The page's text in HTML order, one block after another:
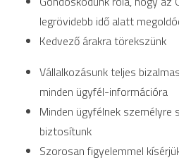
legrövidebb idő alatt
Kedvező árakra törekszünk
Vállalkozásunk teljes
minden ügyfél-információra
Minden ügyfélnek
biztosítunk
Szorosan figyelemmel